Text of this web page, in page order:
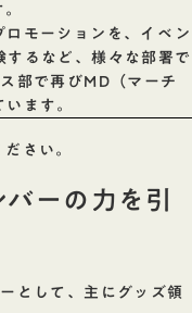
モーションを、イベン
するなど、様々な部署で
部で再びMD（マーチ
ます。
さい。
ーの力を引
として、主にグッズ領